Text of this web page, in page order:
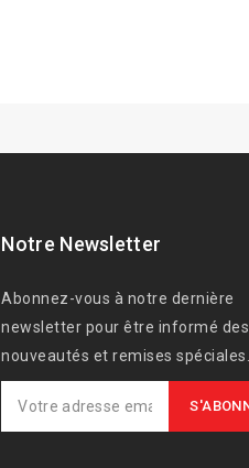
Notre Newsletter
Abonnez-vous à notre dernière
newsletter pour être informé des
nouveautés et remises spéciales.